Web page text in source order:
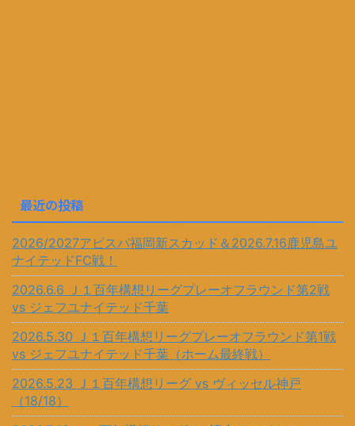
最近の投稿
2026/2027アビスパ福岡新スカッド＆2026.7.16鹿児島ユ
ナイテッドFC戦！
2026.6.6 Ｊ１百年構想リーグプレーオフラウンド第2戦
vs ジェフユナイテッド千葉
2026.5.30 Ｊ１百年構想リーグプレーオフラウンド第1戦
vs ジェフユナイテッド千葉（ホーム最終戦）
2026.5.23 Ｊ１百年構想リーグ vs ヴィッセル神戸
（18/18）